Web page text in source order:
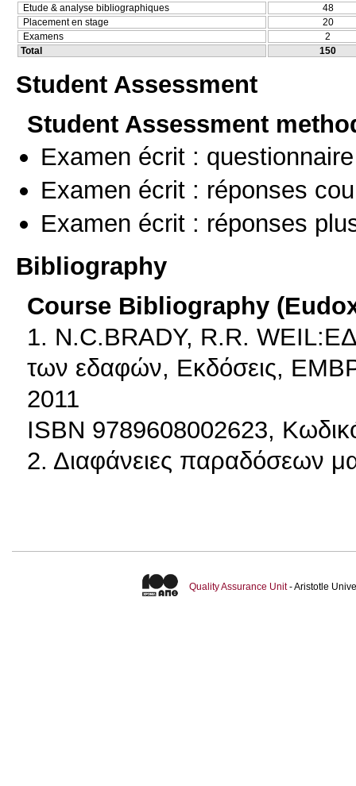
Etude & analyse bibliographiques
48
Placement en stage
20
Examens
2
Total
150
Student Assessment
Student Assessment
Examen écrit :
Examen écrit : réponses
Examen écrit : réponses
Bibliography
Course Bibliography
1. N.C.BRADY, R.R.
των εδαφών, Εκδόσεις,
2011
ISBN 9789608002623,
2. Διαφάνειες παραδόσεων
Quality Assurance Unit- Aristotle